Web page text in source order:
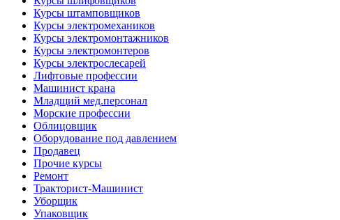
Курсы штамповщиков
Курсы электромехаников
Курсы электромонтажников
Курсы электромонтеров
Курсы электрослесарей
Лифтовые профессии
Машинист крана
Младщий мед.персонал
Морские профессии
Облицовщик
Оборудование под давлением
Продавец
Прочие курсы
Ремонт
Тракторист-Машинист
Уборщик
Упаковщик